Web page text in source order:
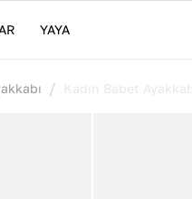
YAYA
/ Kadın Babet Ayakkabı